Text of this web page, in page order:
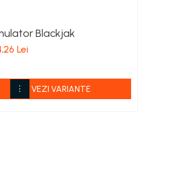
Blackjak
Lei
VEZI VARIANTE